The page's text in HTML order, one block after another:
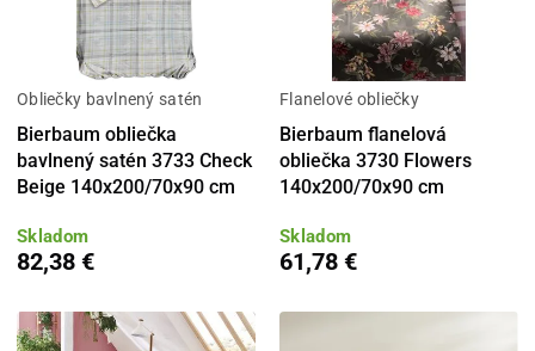
Obliečky bavlnený satén
Bierbaum obliečka
bavlnený satén 3733 Check
Beige 140x200/70x90 cm
Skladom
82,38 €
Flanelové obliečky
Bierbaum flanelová
obliečka 3730 Flowers
140x200/70x90 cm
Skladom
61,78 €